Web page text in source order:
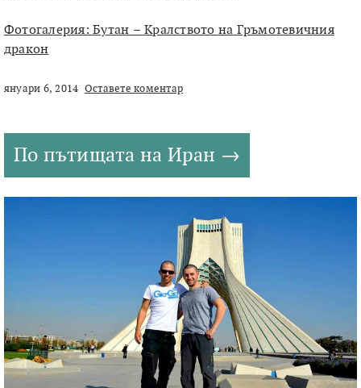
Фотогалерия: Бутан – Кралството на Гръмотевичния
дракон
януари 6, 2014 Оставете коментар
По пътищата на Иран